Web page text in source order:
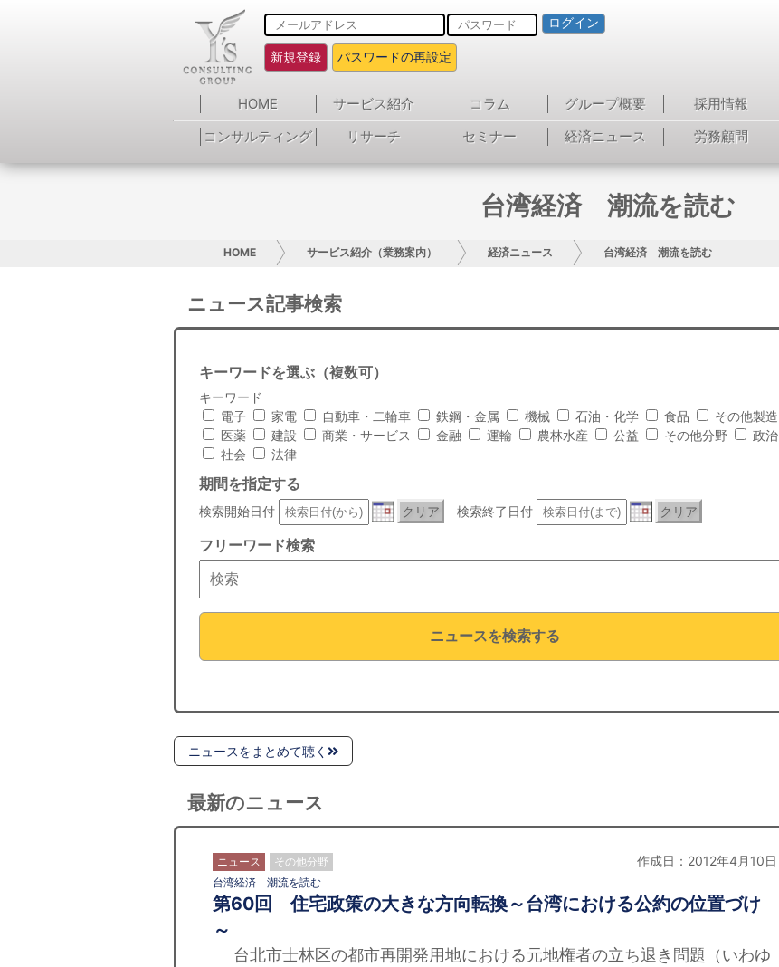
ログイン
新規登録 パスワードの再設定
HOME サービス紹介 コラム グループ概要 採用情報
コンサルティング
リサーチ セミナー 経済ニュース 労務顧問
台湾経済 潮流を読む
HOME サービス紹介（業務案内） 経済ニュース 台湾経済 潮流を読む
ニュース記事検索
キーワードを選ぶ（複数可）
キーワード
電子
家電 自動車・二輪車 鉄鋼・金属 機械 石油・化学 食品
その他製造
医薬
建設 商業・サービス 金融 運輸 農林水産 公益 その他分野
政治
社会
法律
期間を指定する
検索開始日付 クリア 検索終了日付 クリア
フリーワード検索
ニュースを検索する
ニュースをまとめて聴く
最新のニュース
ニュース その他分野 作成日：2012年4月10日
台湾経済 潮流を読む
第60回 住宅政策の大きな方向転換～台湾における公約の位置づけ
～
台北市士林区の都市再開発用地における元地権者の立ち退き問題（いわゆ